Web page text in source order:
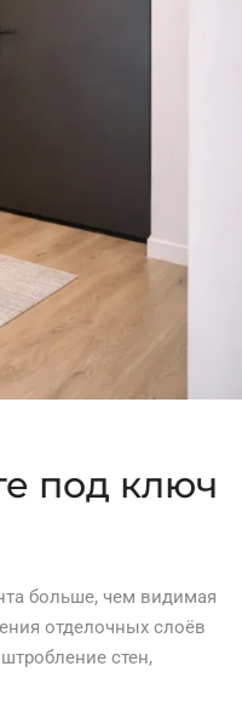
под ключ
больше, чем видимая
отделочных слоёв
стен,